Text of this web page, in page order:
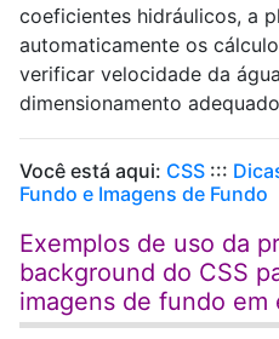
coeficientes hidráulicos, a
automaticamente os
verificar velocidade da
dimensionamento
Você está aqui: CSS :::
Fundo e Imagens de Fundo
Exemplos de uso da
background do CSS
imagens de fundo em